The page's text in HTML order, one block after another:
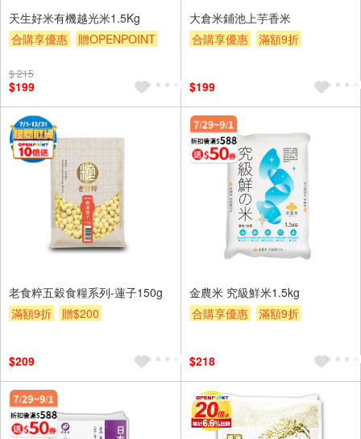
天生好米有機越光米1.5Kg
合購享優惠
贈OPENPOINT
$ 215
$199
大倉米鋪池上芋香米
合購享優惠
滿額9折
$199
老食粹五穀食糧系列-蓮子150g
滿額9折
贈$200
$209
金農米 究級鮮米1.5kg
合購享優惠
滿額9折
$218